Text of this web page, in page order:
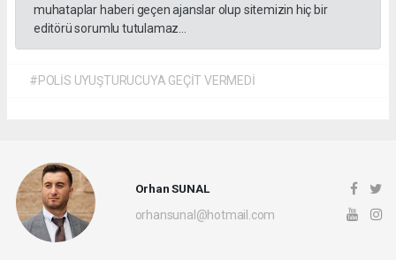
muhataplar haberi geçen ajanslar olup sitemizin hiç bir
editörü sorumlu tutulamaz...
#POLİS UYUŞTURUCUYA GEÇİT VERMEDİ
Orhan SUNAL
orhansunal@hotmail.com